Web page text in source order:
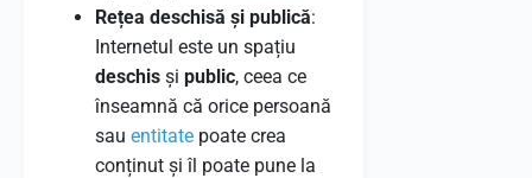
Rețea deschisă și publică:
Internetul este un spațiu
deschis și public, ceea ce
înseamnă că orice persoană
sau entitate poate crea
conținut și îl poate pune la